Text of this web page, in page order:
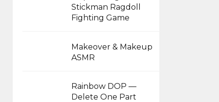
Stickman Ragdoll
Fighting Game
Makeover & Makeup
ASMR
Rainbow DOP —
Delete One Part